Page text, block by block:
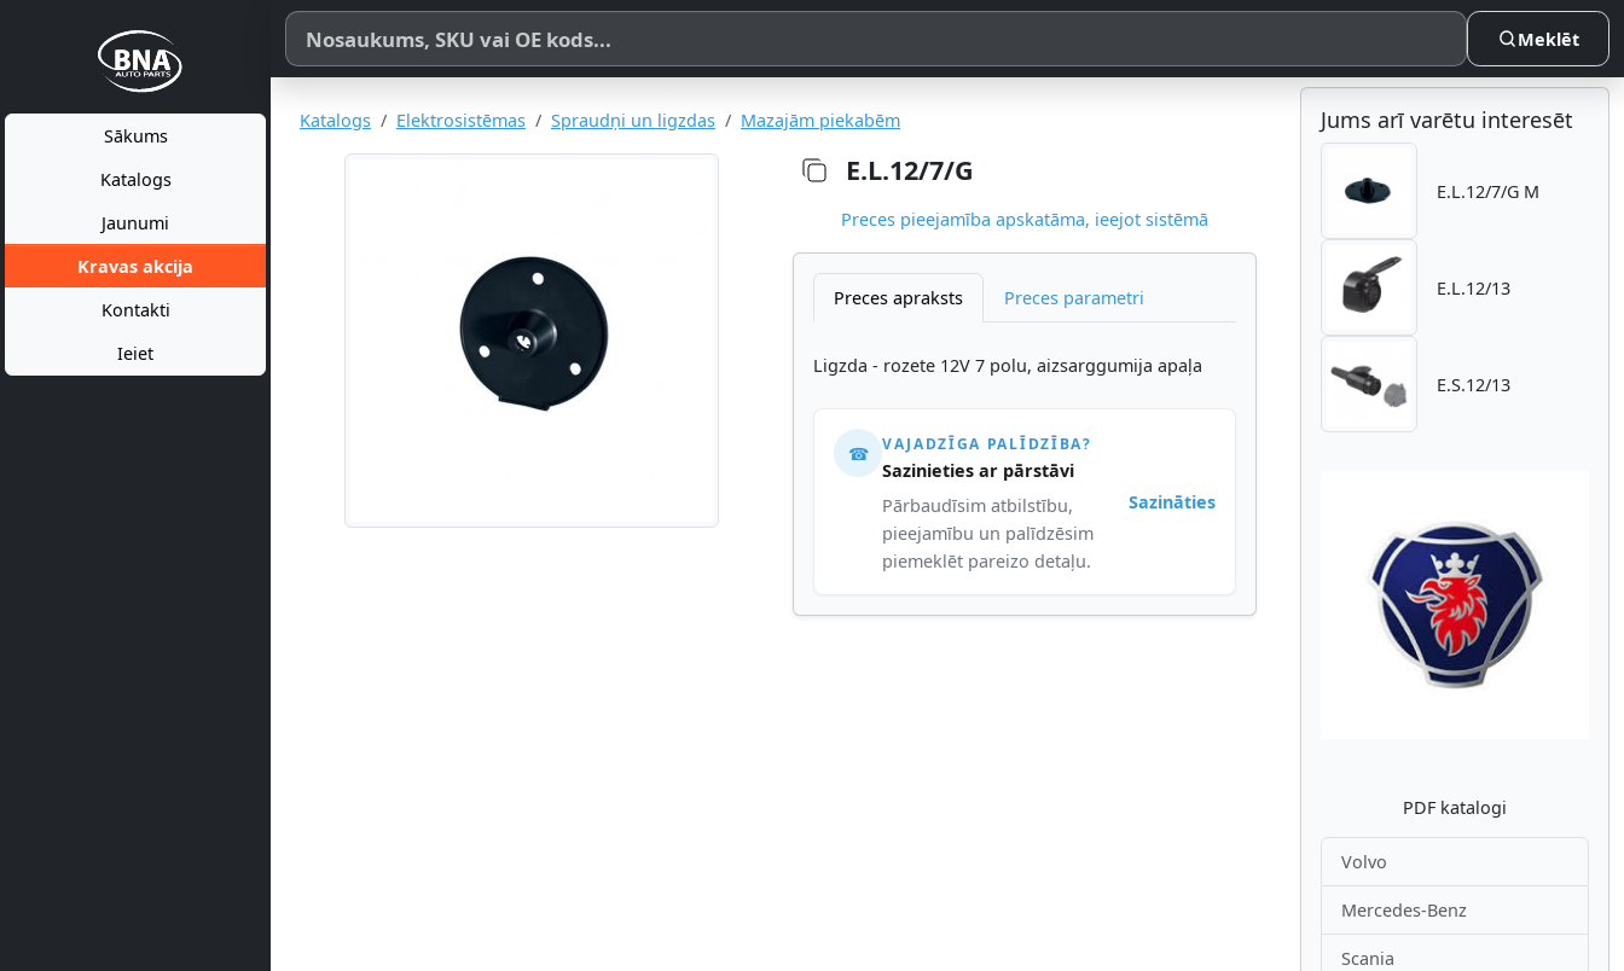
Sākums
Katalogs
Jaunumi
Kravas akcija
Kontakti
Ieiet
Meklēt pēc produkta nosaukuma, SKU vai OE koda
Meklēt
Katalogs Elektrosistēmas Spraudņi un ligzdas Mazajām piekabēm
E.L.12/7/G
Preces pieejamība apskatāma, ieejot sistēmā
Preces apraksts Preces parametri
Ligzda - rozete 12V 7 polu, aizsarggumija apaļa
☎ VAJADZĪGA PALĪDZĪBA?
Sazinieties ar pārstāvi
Pārbaudīsim atbilstību,
pieejamību un palīdzēsim
piemeklēt pareizo detaļu.
Sazināties
Jums arī varētu interesēt
E.L.12/7/G M
E.L.12/13
E.S.12/13
Atpakaļ
PDF katalogi
Volvo
Mercedes-Benz
Scania